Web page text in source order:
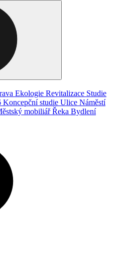
Ekologie Revitalizace Studie
Koncepční studie Ulice Náměstí
mobiliářŘeka Bydlení